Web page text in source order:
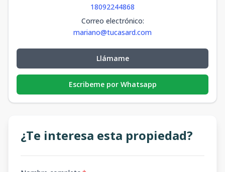
18092244868
Correo electrónico:
mariano@tucasard.com
Llámame
Escribeme por Whatsapp
¿Te interesa esta propiedad?